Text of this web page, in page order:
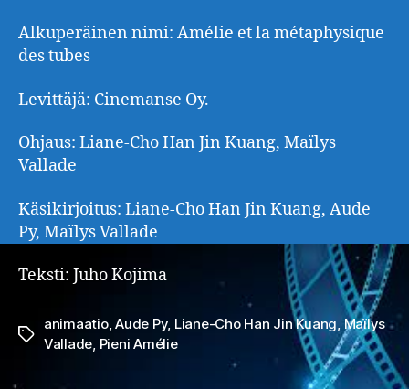
Alkuperäinen nimi: Amélie et la métaphysique
des tubes
Levittäjä: Cinemanse Oy.
Ohjaus: Liane-Cho Han Jin Kuang, Maïlys
Vallade
Käsikirjoitus: Liane-Cho Han Jin Kuang, Aude
Py, Maïlys Vallade
Teksti: Juho Kojima
Avainsanat
animaatio,Aude Py, Liane-Cho Han Jin Kuang, Maïlys
Vallade, Pieni Amélie